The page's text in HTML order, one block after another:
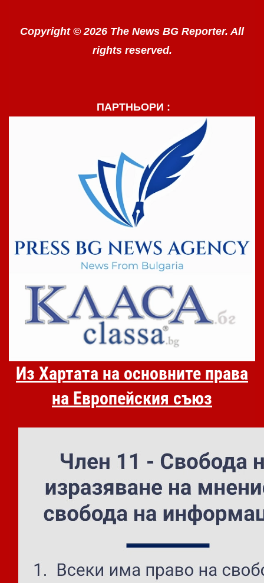
Copyright © 2026 The News BG Reporter. All
rights reserved.
ПАРТНЬОРИ :
Из Хартата на основните права
на Европейския съюз